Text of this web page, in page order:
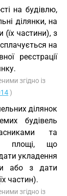
на будівлю,
ділянки, на
(їх частини), з
на
реєстрації
згідно із
)
ділянок
будівель
та
площі, що
укладення
або з дати
частин).
згідно із